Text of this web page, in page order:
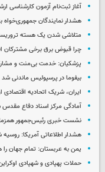
آغاز ثبت‌نام‌ آزمون کارشناسی
هشدار نمایندگان جمهوری‌خواه
متلاشی شدن یک هسته
چرا قبوض برق برخی مشترکان
پزشکیان: خدمت بی‌منت و
بیفوما در پرسپولیس ماندنی شد
ایران، شریک اتحادیه اقتصادی
آمادگی مرکز اسناد دفاع مقدس
نشست خبری رئیس‌جمهور همزمان
هشدار اطلاعاتی آمریکا: روسیه
یمن به عربستان: تمام جهان
حملات پهپادی و شهپادی